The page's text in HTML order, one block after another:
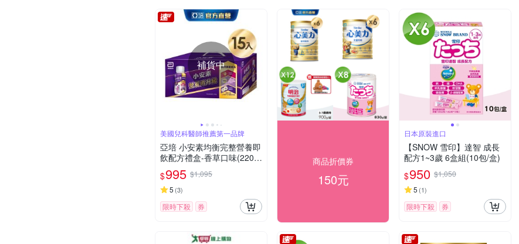
補貨中
美國兒科醫師推薦第一品牌
亞培 小安素均衡完整營養即
飲配方禮盒-香草口味(220m
l x15入)
$995 $1,095
5 (3)
限時下殺 券
商品折價券
150元
日本原裝進口
【SNOW 雪印】達智 成長
配方1~3歲 6盒組(10包/盒)
$950 $1,050
5 (1)
限時下殺 券